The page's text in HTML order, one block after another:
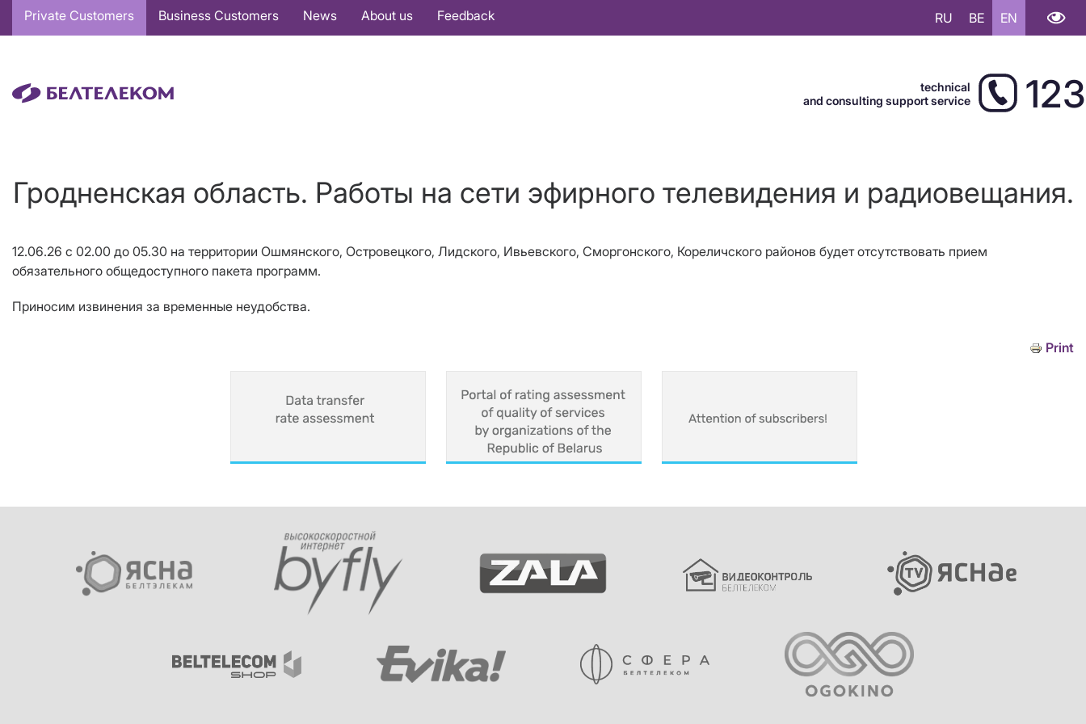
Основная
навигация
Private Customers Business Customers News About us Feedback RU BE EN
technical
and consulting support service
123
Гродненская область. Работы на сети эфирного телевидения и радиовещания.
12.06.26 с 02.00 до 05.30 на территории Ошмянского, Островецкого, Лидского, Ивьевского, Сморгонского, Кореличского районов будет отсутствовать прием
обязательного общедоступного пакета программ.
Приносим извинения за временные неудобства.
Print